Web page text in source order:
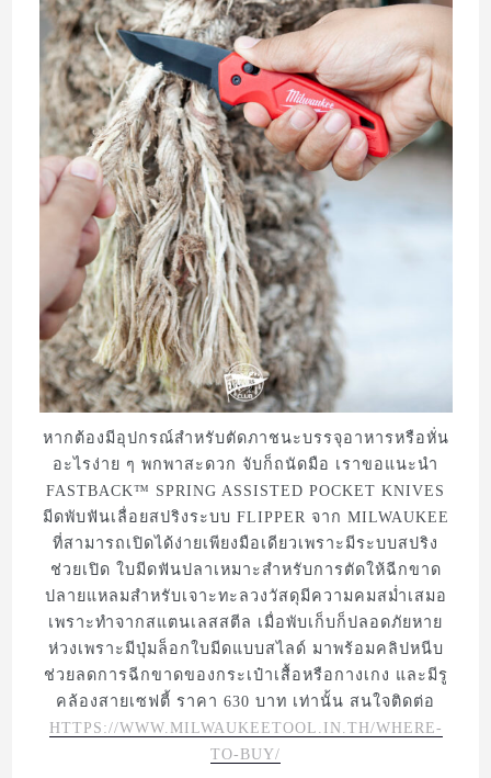
หากต้องมีอุปกรณ์สำหรับตัดภาชนะบรรจุอาหารหรือหั่น
อะไรง่าย ๆ พกพาสะดวก จับก็ถนัดมือ เราขอแนะนำ
FASTBACK™ SPRING ASSISTED POCKET KNIVES
มีดพับฟันเลื่อยสปริงระบบ FLIPPER จาก MILWAUKEE
ที่สามารถเปิดได้ง่ายเพียงมือเดียวเพราะมีระบบสปริง
ช่วยเปิด ใบมีดฟันปลาเหมาะสำหรับการตัดให้ฉีกขาด
ปลายแหลมสำหรับเจาะทะลวงวัสดุมีความคมสม่ำเสมอ
เพราะทำจากสแตนเลสสตีล เมื่อพับเก็บก็ปลอดภัยหาย
ห่วงเพราะมีปุ่มล็อกใบมีดแบบสไลด์ มาพร้อมคลิปหนีบ
ช่วยลดการฉีกขาดของกระเป๋าเสื้อหรือกางเกง และมีรู
คล้องสายเซฟตี้ ราคา 630 บาท เท่านั้น สนใจติดต่อ
HTTPS://WWW.MILWAUKEETOOL.IN.TH/WHERE-
TO-BUY/